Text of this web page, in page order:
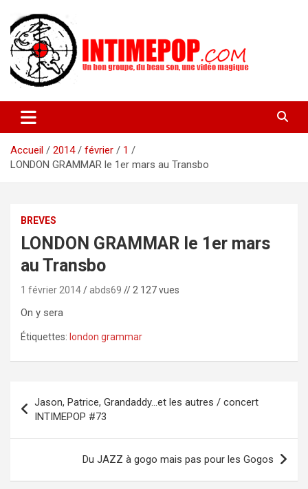
contenu
intimepop.com
actuelles pop rock, post-rock, indé sur Lyon. rock pop concert
lyon
Accueil
2014 février
1
LONDON GRAMMAR le 1er mars au Transbo
BREVES
LONDON GRAMMAR le 1er mars
au Transbo
1 février 2014 abds69 // 2 127 vues
On y sera
Étiquettes: london grammar
de
l’article
Jason, Patrice, Grandaddy…et les autres / concert
INTIMEPOP #73
Du JAZZ à gogo mais pas pour les Gogos